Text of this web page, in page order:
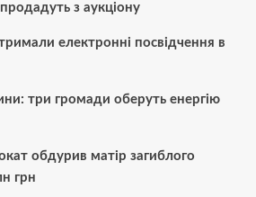
з аукціону
електронні посвідчення в
три громади оберуть енергію
обдурив матір загиблого
грн